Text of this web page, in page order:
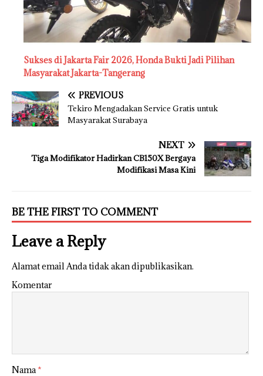
Sukses di Jakarta Fair 2026, Honda Bukti Jadi Pilihan
Masyarakat Jakarta-Tangerang
PREVIOUS
Tekiro Mengadakan Service Gratis untuk
Masyarakat Surabaya
NEXT
Tiga Modifikator Hadirkan CB150X Bergaya
Modifikasi Masa Kini
BE THE FIRST TO COMMENT
Leave a Reply
Alamat email Anda tidak akan dipublikasikan.
Komentar
Nama*